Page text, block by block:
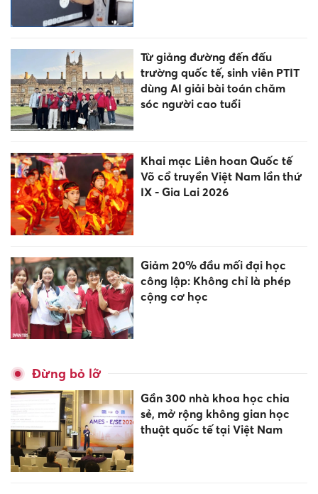
Từ giảng đường đến đấu
trường quốc tế, sinh viên PTIT
dùng AI giải bài toán chăm
sóc người cao tuổi
Khai mạc Liên hoan Quốc tế
Võ cổ truyền Việt Nam lần thứ
IX - Gia Lai 2026
Giảm 20% đầu mối đại học
công lập: Không chỉ là phép
cộng cơ học
Đừng bỏ lỡ
Gần 300 nhà khoa học chia
sẻ, mở rộng không gian học
thuật quốc tế tại Việt Nam